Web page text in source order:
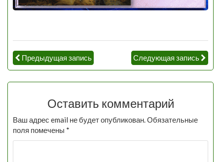
Предыдущая запись Следующая запись
Оставить комментарий
Ваш адрес email не будет опубликован.Обязательные
поля помечены *